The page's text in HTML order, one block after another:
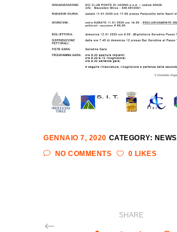
GENNAIO 7, 2020 CATEGORY: NEWS
NO COMMENTS
0 LIKES
SHARE